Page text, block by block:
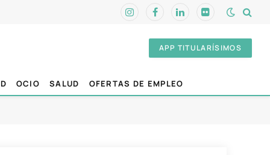
InstagramFacebookLinkedInFlickr
APP TITULARÍSIMOS
OCIO SALUD OFERTAS DE EMPLEO